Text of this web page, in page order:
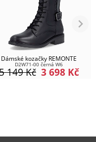
Dámské kozačky REMONTE
D2W71-00 černá W6
3 698 Kč
149Kč